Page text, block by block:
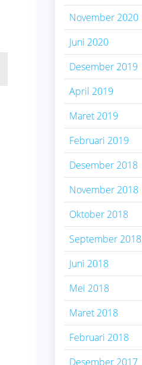
November 2020
Juni 2020
Desember 2019
April 2019
Maret 2019
Februari 2019
Desember 2018
November 2018
Oktober 2018
September 2018
Juni 2018
Mei 2018
Maret 2018
Februari 2018
Desember 2017